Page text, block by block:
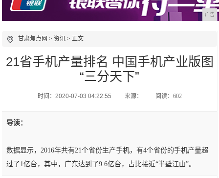
广告
甘肃焦点网 >资讯 > 正文
21省手机产量排名 中国手机产业版图
“三分天下”
时间：2020-07-03 04:22:55 来源： 阅读：602
导读：
数据显示，2016年共有21个省份生产手机，有4个省份的手机产量超
过了1亿台，其中，广东达到了9.6亿台，占比接近“半壁江山”。